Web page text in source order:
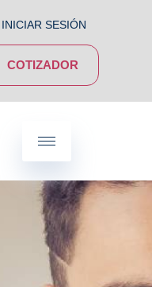
INICIAR SESIÓN
COTIZADOR